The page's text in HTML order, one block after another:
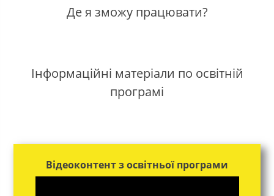
Де я зможу працювати?
Інформаційні матеріали по освітній
програмі
Відеоконтент з освітньої програми